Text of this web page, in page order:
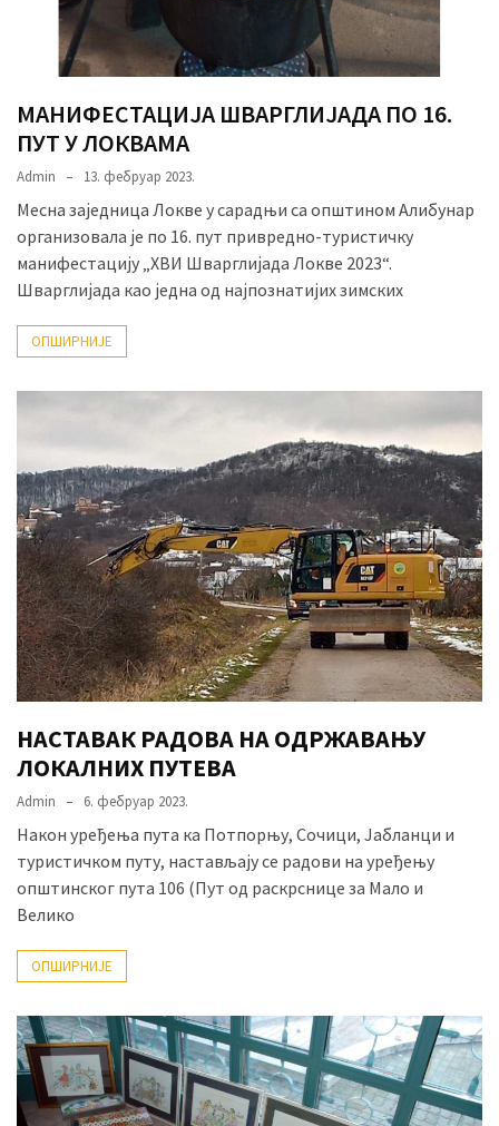
МАНИФЕСТАЦИЈА ШВАРГЛИЈАДА ПО 16.
ПУТ У ЛОКВАМА
Admin 13. фебруар 2023.
Месна заједница Локве у сарадњи са општином Алибунар
организовала је по 16. пут привредно-туристичку
манифестацију „XВИ Шварглијада Локве 2023“.
Шварглијада као једна од најпознатијих зимских
ОПШИРНИЈЕ
НАСТАВАК РАДОВА НА ОДРЖАВАЊУ
ЛОКАЛНИХ ПУТЕВА
Admin 6. фебруар 2023.
Након уређења пута ка Потпорњу, Сочици, Јабланци и
туристичком путу, настављају се радови на уређењу
општинског пута 106 (Пут од раскрснице за Мало и
Велико
ОПШИРНИЈЕ